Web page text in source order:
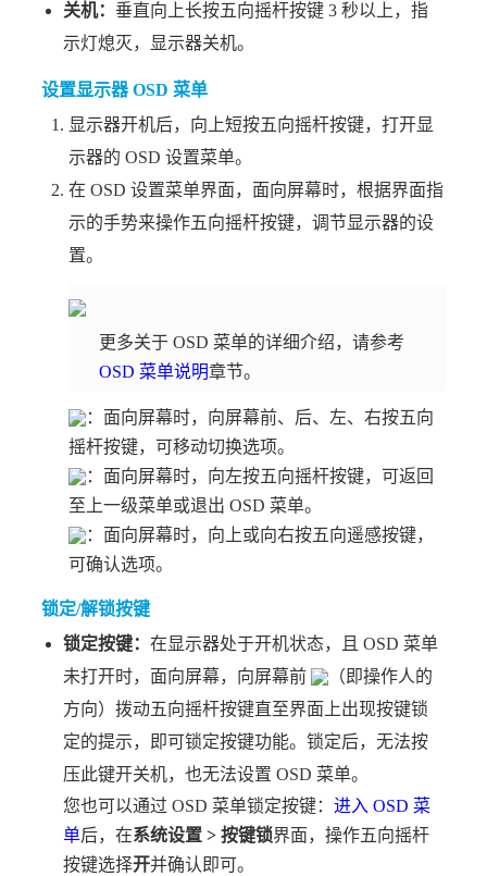
关机：垂直向上长按五向摇杆按键 3 秒以上，指
示灯熄灭，显示器关机。
设置显示器 OSD 菜单
显示器开机后，向上短按五向摇杆按键，打开显
示器的 OSD 设置菜单。
在 OSD 设置菜单界面，面向屏幕时，根据界面指
示的手势来操作五向摇杆按键，调节显示器的设
置。
更多关于 OSD 菜单的详细介绍，请参考
OSD 菜单说明章节。
：面向屏幕时，向屏幕前、后、左、右按五向
摇杆按键，可移动切换选项。
：面向屏幕时，向左按五向摇杆按键，可返回
至上一级菜单或退出 OSD 菜单。
：面向屏幕时，向上或向右按五向遥感按键，
可确认选项。
锁定/解锁按键
锁定按键：在显示器处于开机状态，且 OSD 菜单
未打开时，面向屏幕，向屏幕前
（即操作人的
方向）拨动五向摇杆按键直至界面上出现按键锁
定的提示，即可锁定按键功能。锁定后，无法按
压此键开关机，也无法设置 OSD 菜单。
您也可以通过 OSD 菜单锁定按键：进入 OSD 菜
单后，在系统设置 >按键锁界面，操作五向摇杆
按键选择开并确认即可。